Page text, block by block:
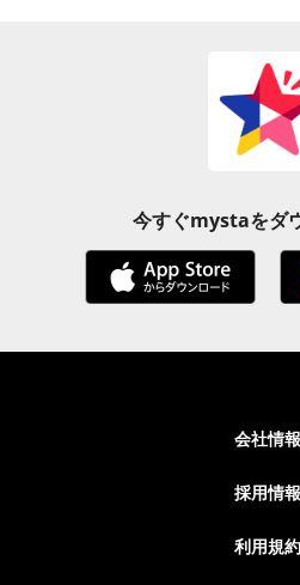
今すぐmystaをダ
会社情報
採用情報
利用規約